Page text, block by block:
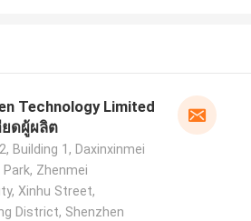
Technology Limited
ยดผู้ผลิต
Building 1, Daxinxinmei
Park, Zhenmei
Xinhu Street,
District, Shenzhen